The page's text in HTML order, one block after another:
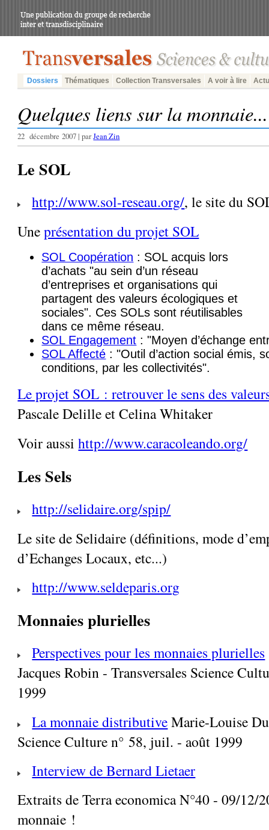
Dossiers Thématiques Collection Transversales A voir à lire
Quelques liens sur la monnaie...
22 décembre 2007 | parJean Zin
Le SOL
http://www.sol-reseau.org/, le site du
Uneprésentation du projet SOL
SOL Coopération : SOL acquis lors
d’achats "au sein d’un réseau
d’entreprises et organisations qui
partagent des valeurs écologiques et
sociales". Ces SOLs sont réutilisables
dans ce même réseau.
SOL Engagement : "Moyen d’échange
SOL Affecté : "Outil d’action social émis,
conditions, par les collectivités".
Le projet SOL : retrouver le sens des
Pascale Delille et Celina Whitaker
Voir aussihttp://www.caracoleando.org/
Les Sels
http://selidaire.org/spip/
Le site de Selidaire (définitions, mode
d’Echanges Locaux, etc...)
http://www.seldeparis.org
Monnaies plurielles
Perspectives pour les monnaies plurielles
Jacques Robin - Transversales Science
1999
La monnaie distributiveMarie-Louise
Science Culture n° 58, juil. - août 1999
Interview de Bernard Lietaer
Extraits de Terra economica N°40 - 09/12/
monnaie !